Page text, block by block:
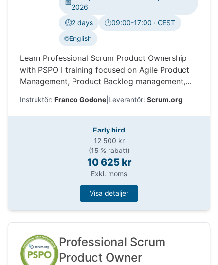
📅
2026
⏱️2 days 🕐
Tidszon:
09:00-17:00 · CEST
🌐English
Learn Professional Scrum Product Ownership
with PSPO I training focused on Agile Product
Management, Product Backlog management,
stakeholders, value delivery, and Scrum.org
certification.
Instruktör: Franco Godone Leverantör: Scrum.org
Early bird
12 500 kr
(15 % rabatt)
10 625 kr
Exkl. moms
Visa detaljer
Professional Scrum
Product Owner